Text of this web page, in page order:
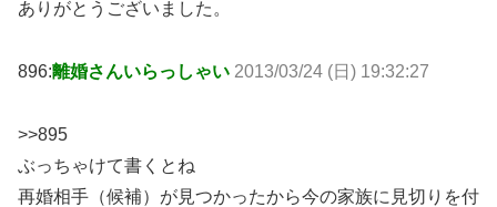
ありがとうございました。
896:離婚さんいらっしゃい 2013/03/24 (日) 19:32:27
>>895
ぶっちゃけて書くとね
再婚相手（候補）が見つかったから今の家族に見切りを付